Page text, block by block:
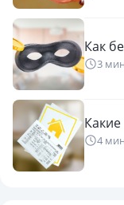
Как
3
Какие
4